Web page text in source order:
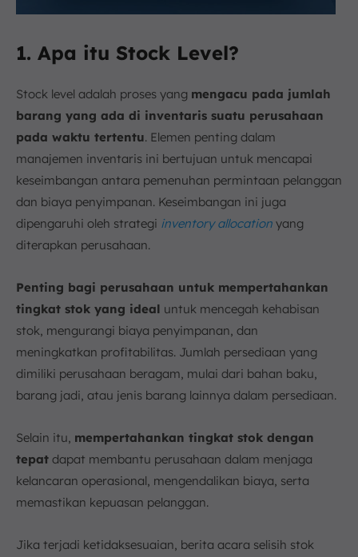
1. Apa itu Stock Level?
Stock level adalah proses yang mengacu pada jumlah
barang yang ada di inventaris suatu perusahaan
pada waktu tertentu. Elemen penting dalam
manajemen inventaris ini bertujuan untuk mencapai
keseimbangan antara pemenuhan permintaan pelanggan
dan biaya penyimpanan. Keseimbangan ini juga
dipengaruhi oleh strategi inventory allocation yang
diterapkan perusahaan.
Penting bagi perusahaan untuk mempertahankan
tingkat stok yang ideal untuk mencegah kehabisan
stok, mengurangi biaya penyimpanan, dan
meningkatkan profitabilitas. Jumlah persediaan yang
dimiliki perusahaan beragam, mulai dari bahan baku,
barang jadi, atau jenis barang lainnya dalam persediaan.
Selain itu, mempertahankan tingkat stok dengan
tepat dapat membantu perusahaan dalam menjaga
kelancaran operasional, mengendalikan biaya, serta
memastikan kepuasan pelanggan.
Jika terjadi ketidaksesuaian, berita acara selisih stok